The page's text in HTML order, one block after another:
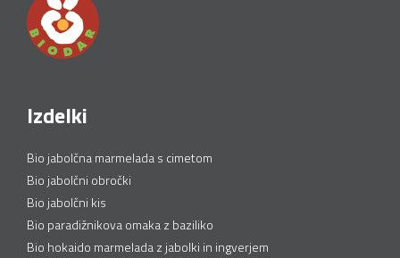
Izdelki
Bio jabolčna marmelada s cimetom
Bio jabolčni obročki
Bio jabolčni kis
Bio paradižnikova omaka z baziliko
Bio hokaido marmelada z jabolki in ingverjem